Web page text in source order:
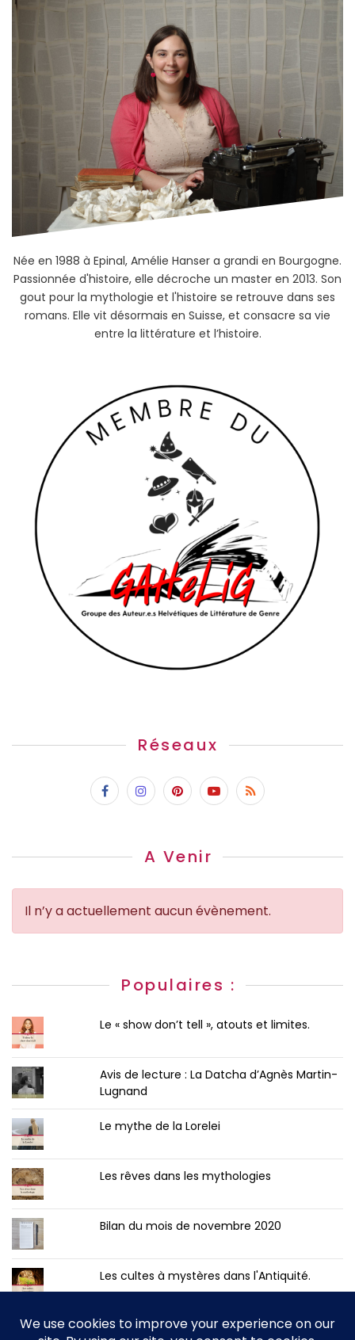
Née en 1988 à Epinal, Amélie Hanser a grandi en Bourgogne.
Passionnée d'histoire, elle décroche un master en 2013. Son
gout pour la mythologie et l'histoire se retrouve dans ses
romans. Elle vit désormais en Suisse, et consacre sa vie
entre la littérature et l’histoire.
Réseaux
A Venir
Il n’y a actuellement aucun évènement.
Populaires :
Le « show don’t tell », atouts et limites.
Avis de lecture : La Datcha d’Agnès Martin-
Lugnand
Le mythe de la Lorelei
Les rêves dans les mythologies
Bilan du mois de novembre 2020
Les cultes à mystères dans l'Antiquité.
Bilan du mois de novembre